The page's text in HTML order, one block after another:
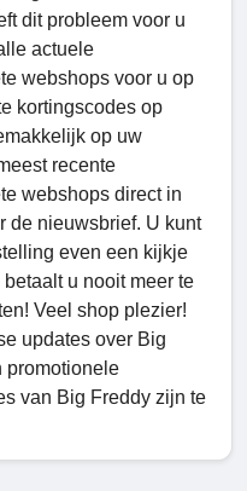
dit probleem voor u
actuele
webshops voor u op
kortingscodes op
op uw
recente
webshops direct in
de nieuwsbrief. U kunt
even een kijkje
u nooit meer te
Veel shop plezier!
updates over Big
promotionele
van Big Freddy zijn te